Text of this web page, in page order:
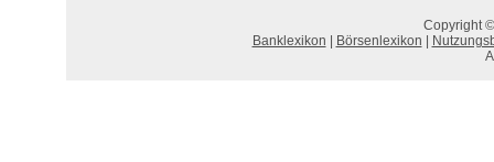
Copyright
Banklexikon
Börsenlexikon